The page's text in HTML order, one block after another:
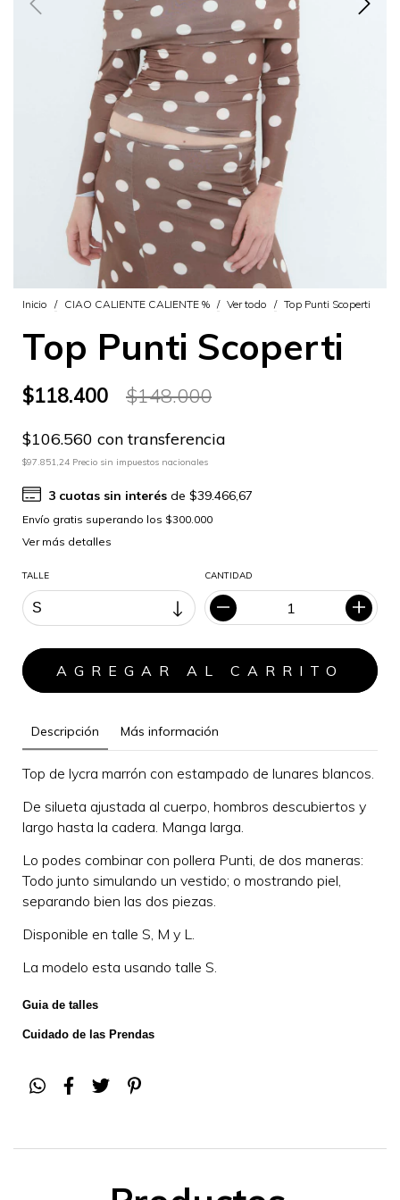
Inicio / CIAO CALIENTE CALIENTE % / Ver todo / Top Punti Scoperti
Top Punti Scoperti
$118.400 $148.000
$106.560 con transferencia
$97.851,24 Precio sin impuestos nacionales
3cuotas sin interésde $39.466,67
Ver más detalles
TALLE CANTIDAD
Descripción Más información
Top de lycra marrón con estampado de lunares blancos.
De silueta ajustada al cuerpo, hombros descubiertos y
largo hasta la cadera. Manga larga.
Lo podes combinar con pollera Punti, de dos maneras:
Todo junto simulando un vestido; o mostrando piel,
separando bien las dos piezas.
Disponible en talle S, M y L.
La modelo esta usando talle S.
Guia de talles
Cuidado de las Prendas